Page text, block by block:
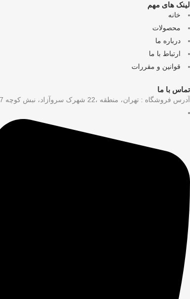
لینک های مهم
خانه
محصولات
درباره ما
ارتباط با ما
قوانین و مقررات
تماس با ما
آدرس فروشگاه : تهران، منطقه ،22 شهرک سروآزاد، نبش کوچه 17 شرقی، فروشگاه رنگی رنگی